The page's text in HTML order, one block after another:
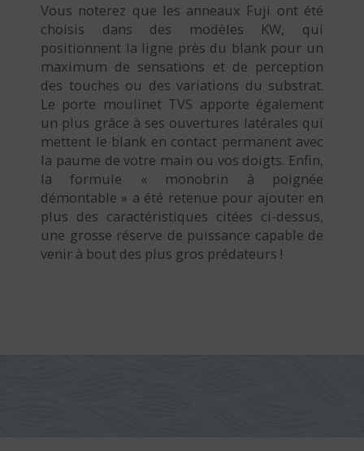
Vous noterez que les anneaux Fuji ont été
choisis dans des modèles KW, qui
positionnent la ligne près du blank pour un
maximum de sensations et de perception
des touches ou des variations du substrat.
Le porte moulinet TVS apporte également
un plus grâce à ses ouvertures latérales qui
mettent le blank en contact permanent avec
la paume de votre main ou vos doigts. Enfin,
la formule « monobrin à poignée
démontable » a été retenue pour ajouter en
plus des caractéristiques citées ci-dessus,
une grosse réserve de puissance capable de
venir à bout des plus gros prédateurs !